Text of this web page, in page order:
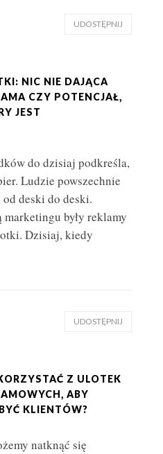
UDOSTĘPNIJ
NIC NIE DAJĄCA
CZY POTENCJAŁ,
JEST
do dzisiaj podkreśla,
Ludzie powszechnie
deski do deski.
marketingu były reklamy
Dzisiaj, kiedy
UDOSTĘPNIJ
Z ULOTEK
ABY
KLIENTÓW?
natknąć się
INTERNETOWYCH